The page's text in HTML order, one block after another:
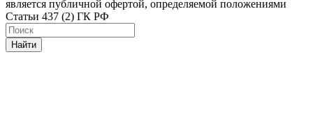
является публичной офертой, определяемой положениями
Статьи 437 (2) ГК РФ
Найти